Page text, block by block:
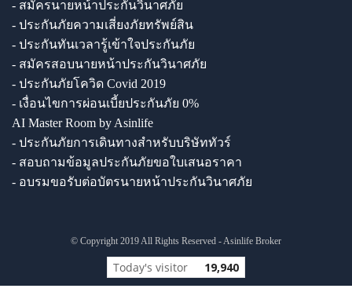
- สมัครนายหน้าประกันวินาศภัย
- ประกันภัยความเสี่ยงภัยทรัพย์สิน
- ประกันทันเวลารู้เข้าใจประกันภัย
- สมัครสอบนายหน้าประกันวินาศภัย
- ประกันภัยโควิด Covid 2019
- เงื่อนไขการผ่อนเบี้ยประกันภัย 0%
AI Master Room by Asinlife
- ประกันภัยการเดินทางสำหรับบริษัททัวร์
- สอบถามข้อมูลประกันภัยขอใบเสนอราคา
- อบรมขอรับต่อบัตรนายหน้าประกันวินาศภัย
© Copyright 2019 All Rights Reserved - Asinlife Broker
Today's visitor 19,940